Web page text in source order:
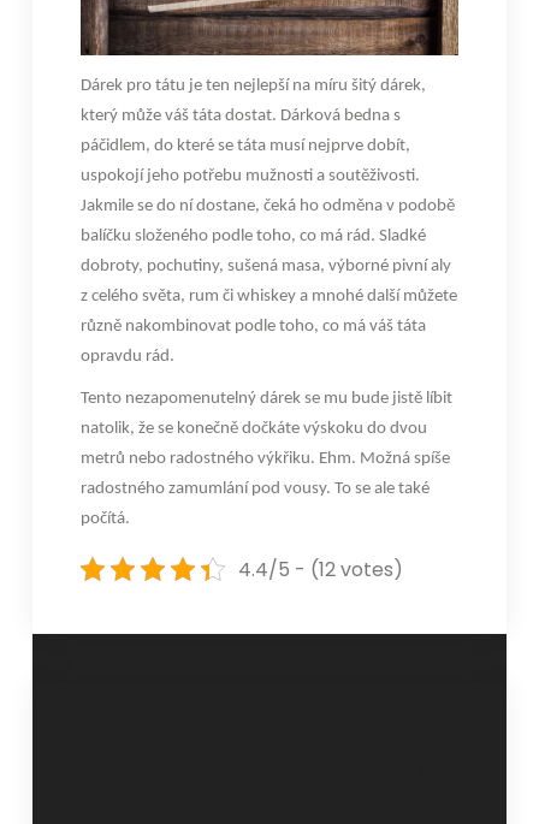
Dárek pro tátu je ten nejlepší na míru šitý dárek,
který může váš táta dostat. Dárková bedna s
páčidlem, do které se táta musí nejprve dobít,
uspokojí jeho potřebu mužnosti a soutěživosti.
Jakmile se do ní dostane, čeká ho odměna v podobě
balíčku složeného podle toho, co má rád. Sladké
dobroty, pochutiny, sušená masa, výborné pivní aly
z celého světa, rum či whiskey a mnohé další můžete
různě nakombinovat podle toho, co má váš táta
opravdu rád.
Tento nezapomenutelný dárek se mu bude jistě líbit
natolik, že se konečně dočkáte výskoku do dvou
metrů nebo radostného výkřiku. Ehm. Možná spíše
radostného zamumlání pod vousy. To se ale také
počítá.
4.4/5 - (12 votes)